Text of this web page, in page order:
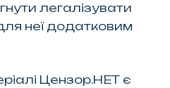
легалізувати
неї додатковим
Цензор.НЕТ є